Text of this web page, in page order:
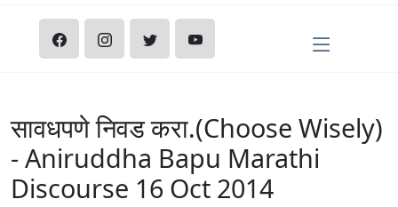
सावधपणे निवड करा.(Choose Wisely)
- Aniruddha Bapu Marathi
Discourse 16 Oct 2014